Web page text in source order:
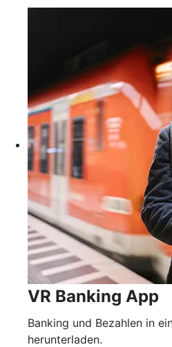
VR Banking App
Banking und Bezahlen in
herunterladen.